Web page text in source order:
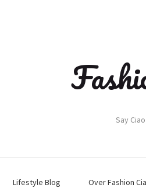
Say
Lifestyle Blog Over Fashion